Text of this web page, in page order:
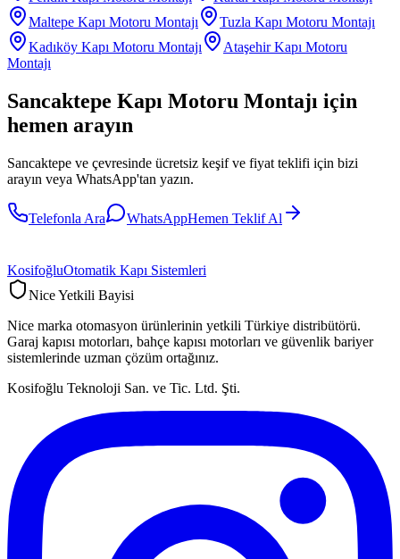
Maltepe Kapı Motoru Montajı Tuzla Kapı Motoru Montajı
Kadıköy Kapı Motoru Montajı Ataşehir Kapı Motoru
Montajı
Sancaktepe Kapı Motoru Montajı için
hemen arayın
Sancaktepe ve çevresinde ücretsiz keşif ve fiyat teklifi için bizi
arayın veya WhatsApp'tan yazın.
Telefonla Ara WhatsAppHemen Teklif Al
KosifoğluOtomatik Kapı Sistemleri
Nice Yetkili Bayisi
Nice marka otomasyon ürünlerinin yetkili Türkiye distribütörü.
Garaj kapısı motorları, bahçe kapısı motorları ve güvenlik bariyer
sistemlerinde uzman çözüm ortağınız.
Kosifoğlu Teknoloji San. ve Tic. Ltd. Şti.